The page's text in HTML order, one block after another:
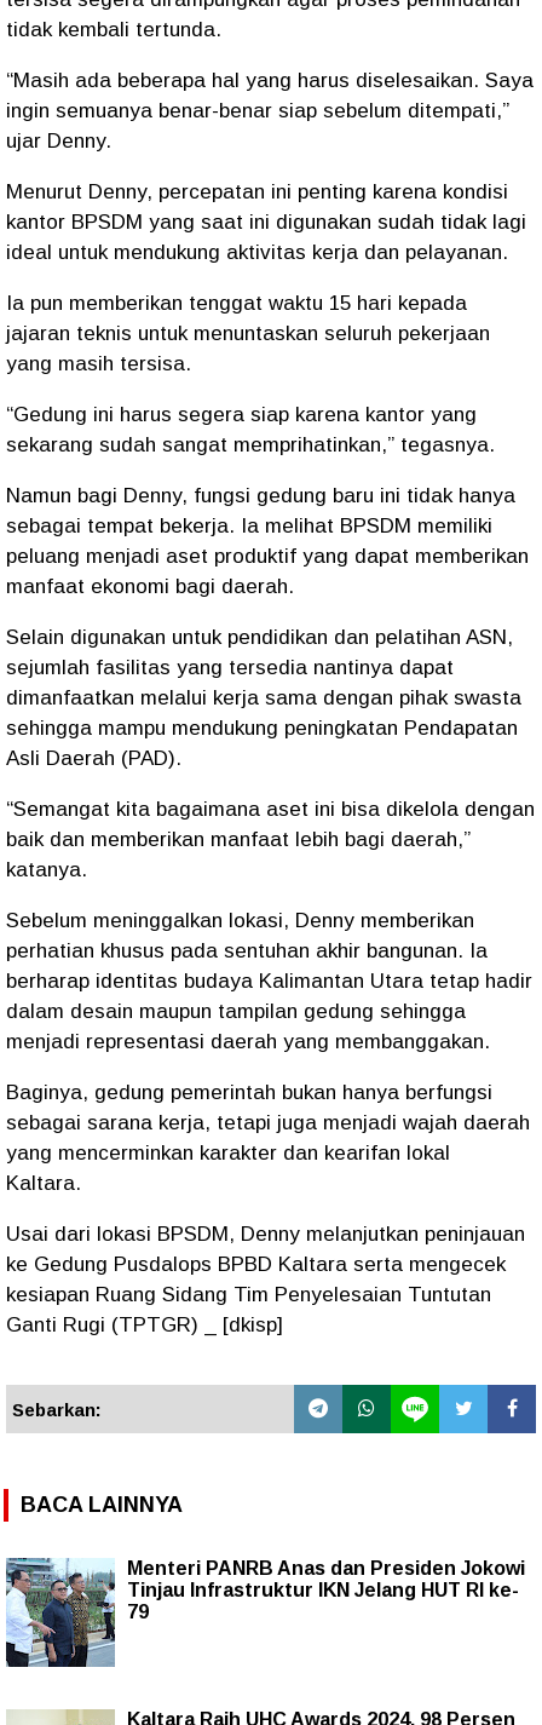
tidak kembali tertunda.
“Masih ada beberapa hal yang harus diselesaikan. Saya
ingin semuanya benar-benar siap sebelum ditempati,”
ujar Denny.
Menurut Denny, percepatan ini penting karena kondisi
kantor BPSDM yang saat ini digunakan sudah tidak lagi
ideal untuk mendukung aktivitas kerja dan pelayanan.
Ia pun memberikan tenggat waktu 15 hari kepada
jajaran teknis untuk menuntaskan seluruh pekerjaan
yang masih tersisa.
“Gedung ini harus segera siap karena kantor yang
sekarang sudah sangat memprihatinkan,” tegasnya.
Namun bagi Denny, fungsi gedung baru ini tidak hanya
sebagai tempat bekerja. Ia melihat BPSDM memiliki
peluang menjadi aset produktif yang dapat memberikan
manfaat ekonomi bagi daerah.
Selain digunakan untuk pendidikan dan pelatihan ASN,
sejumlah fasilitas yang tersedia nantinya dapat
dimanfaatkan melalui kerja sama dengan pihak swasta
sehingga mampu mendukung peningkatan Pendapatan
Asli Daerah (PAD).
“Semangat kita bagaimana aset ini bisa dikelola dengan
baik dan memberikan manfaat lebih bagi daerah,”
katanya.
Sebelum meninggalkan lokasi, Denny memberikan
perhatian khusus pada sentuhan akhir bangunan. Ia
berharap identitas budaya Kalimantan Utara tetap hadir
dalam desain maupun tampilan gedung sehingga
menjadi representasi daerah yang membanggakan.
Baginya, gedung pemerintah bukan hanya berfungsi
sebagai sarana kerja, tetapi juga menjadi wajah daerah
yang mencerminkan karakter dan kearifan lokal
Kaltara.
Usai dari lokasi BPSDM, Denny melanjutkan peninjauan
ke Gedung Pusdalops BPBD Kaltara serta mengecek
kesiapan Ruang Sidang Tim Penyelesaian Tuntutan
Ganti Rugi (TPTGR) _ [dkisp]
Sebarkan:
BACA LAINNYA
Menteri PANRB Anas dan Presiden Jokowi
Tinjau Infrastruktur IKN Jelang HUT RI ke-
79
Kaltara Raih UHC Awards 2024, 98 Persen